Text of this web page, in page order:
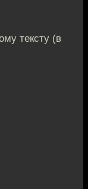
тексту (в